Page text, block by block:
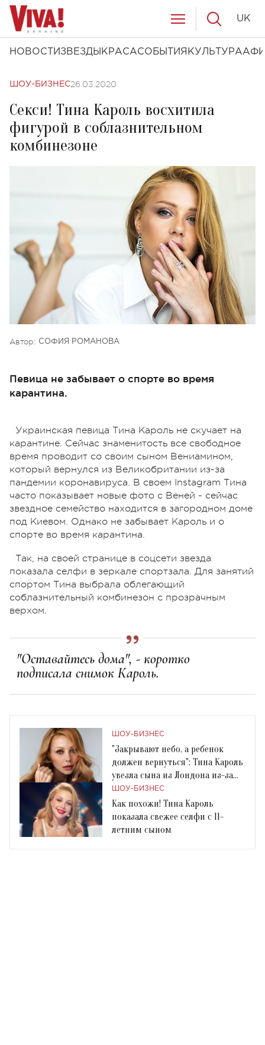
НОВОСТИ ЗВЕЗДЫ КРАСАСОБЫТИЯ КУЛЬТУРА
UK
ШОУ-БИЗНЕС26.03.2020
Секси! Тина Кароль восхитила
фигурой в соблазнительном
комбинезоне
Автор: СОФИЯ РОМАНОВА
Певица не забывает о спорте во время
карантина.
Украинская певица Тина Кароль не скучает на
карантине. Сейчас знаменитость все свободное
время проводит со своим сыном Вениамином,
который вернулся из Великобритании из-за
пандемии коронавируса. В своем Instagram Тина
часто показывает новые фото с Веней - сейчас
звездное семейство находится в загородном доме
под Киевом. Однако не забывает Кароль и о
спорте во время карантина.
Так, на своей странице в соцсети звезда
показала селфи в зеркале спортзала. Для занятий
спортом Тина выбрала облегающий
соблазнительный комбинезон с прозрачным
верхом.
"Оставайтесь дома", - коротко
подписала снимок Кароль.
ШОУ-БИЗНЕС
"Закрывают небо, а ребенок
должен вернуться": Тина Кароль
увезла сына из Лондона из-за
коронавируса
ШОУ-БИЗНЕС
Как похожи! Тина Кароль
показала свежее селфи с 11-
летним сыном